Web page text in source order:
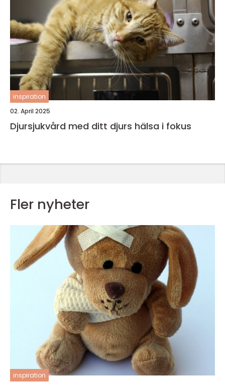
inspiration
02. April 2025
Djursjukvård med ditt djurs hälsa i fokus
Fler nyheter
inspiration